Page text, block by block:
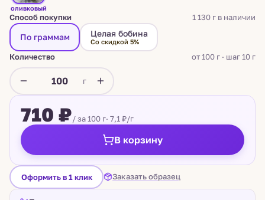
оливковый
Способ покупки 1 130 г в наличии
По граммам Целая бобина
Со скидкой 5%
Количество от 100 г · шаг 10 г
г
710 ₽/ за 100 г· 7,1 ₽/г
В корзину
Оформить в 1 клик Заказать образец